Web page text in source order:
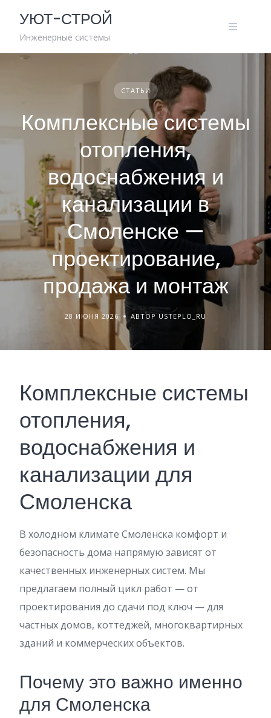
content
УЮТ-СТРОЙ
Инженерные системы
СТАТЬИ
Комплексные системы
отопления,
водоснабжения и
канализации в
Смоленске —
проектирование,
продажа и монтаж
28 ИЮНЯ 2026 АВТОР USTEPLO_RU
Комплексные системы
отопления,
водоснабжения и
канализации для
Смоленска
В холодном климате Смоленска комфорт и
безопасность дома напрямую зависят от
качественных инженерных систем. Мы
предлагаем полный цикл работ — от
проектирования до сдачи под ключ — для
частных домов, коттеджей, многоквартирных
зданий и коммерческих объектов.
Почему это важно именно
для Смоленска